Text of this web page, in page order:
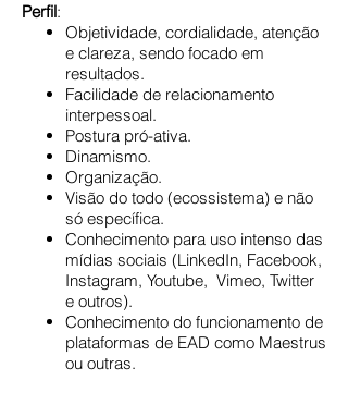
Perfil:
Objetividade, cordialidade, atenção
e clareza, sendo focado em
resultados.
Facilidade de relacionamento
interpessoal.
Postura pró-ativa.
Dinamismo.
Organização.
Visão do todo (ecossistema) e não
só específica.
Conhecimento para uso intenso das
mídias sociais (LinkedIn, Facebook,
Instagram, Youtube, Vimeo, Twitter
e outros).
Conhecimento do funcionamento de
plataformas de EAD como Maestrus
ou outras.